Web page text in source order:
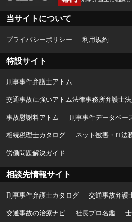
当サイトについて
プライバシーポリシー 利用規約
特設サイト
刑事事件弁護士アトム
交通事故に強いアトム法律事務所弁護士
事故慰謝料アトム 刑事事件データベー
相続税理士カタログ ネット被害・IT法
労働問題解決ガイド
相談先情報サイト
刑事事件弁護士カタログ 交通事故弁護
交通事故の治療ナビ 社長プロ名鑑